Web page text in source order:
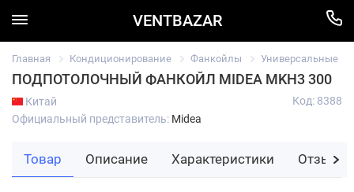
VENTBAZAR
Главная Кондиционирование Фанкойлы Универсальные
ПОДПОТОЛОЧНЫЙ ФАНКОЙЛ MIDEA MKH3 300
Китай
Официальный представитель: Midea
Код: 8388
Товар Описание Характеристики Отзывы